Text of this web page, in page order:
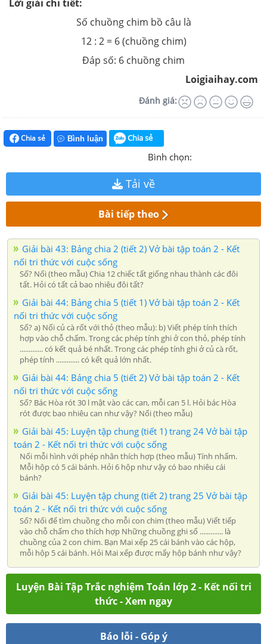
Lời giải chi tiết:
Số chuồng chim bồ câu là
12 : 2 = 6 (chuồng chim)
Đáp số: 6 chuồng chim
Loigiaihay.com
Đánh giá:
Chia sẻ Bình luận Chia sẻ
Bình chọn:
Tải về
Bài tiếp theo
Giải bài 43: Bảng chia 2 (tiết 2) Vở bài tập toán 2 - Kết
nối tri thức với cuộc sống
Số? Nối (theo mẫu) Chia 12 chiếc tất giống nhau thành các đôi
tất. Hỏi có tất cả bao nhiêu đôi tất?
Giải bài 44: Bảng chia 5 (tiết 1) Vở bài tập toán 2 - Kết
nối tri thức với cuộc sống
Số? a) Nối củ cà rốt với thỏ (theo mẫu): b) Viết phép tính thích
hợp vào chỗ chấm. Trong các phép tính ghi ở con thỏ, phép tính
............. có kết quả bé nhất. Trong các phép tính ghi ở củ cà rốt,
phép tính ............. có kết quả lớn nhất.
Giải bài 44: Bảng chia 5 (tiết 2) Vở bài tập toán 2 - Kết
nối tri thức với cuộc sống
Số? Bác Hòa rót 30 l mật vào các can, mỗi can 5 l. Hỏi bác Hòa
rót được bao nhiêu can như vậy? Nối (theo mẫu)
Giải bài 45: Luyện tập chung (tiết 1) trang 24 Vở bài tập
toán 2 - Kết nối tri thức với cuộc sống
Nối mỗi hình với phép nhân thích hợp (theo mẫu) Tính nhẩm.
Mỗi hộp có 5 cái bánh. Hỏi 6 hộp như vậy có bao nhiêu cái
bánh?
Giải bài 45: Luyện tập chung (tiết 2) trang 25 Vở bài tập
toán 2 - Kết nối tri thức với cuộc sống
Số? Nối để tìm chuồng cho mỗi con chim (theo mẫu) Viết tiếp
vào chỗ chấm cho thích hợp Những chuồng ghi số ............. là
chuồng của 2 con chim. Bạn Mai xếp 25 cái bánh vào các hộp,
mỗi hộp 5 cái bánh. Hỏi Mai xếp được mấy hộp bánh như vậy?
Luyện Bài Tập Trắc nghiệm Toán lớp 2 - Kết nối tri
thức - Xem ngay
Báo lỗi - Góp ý